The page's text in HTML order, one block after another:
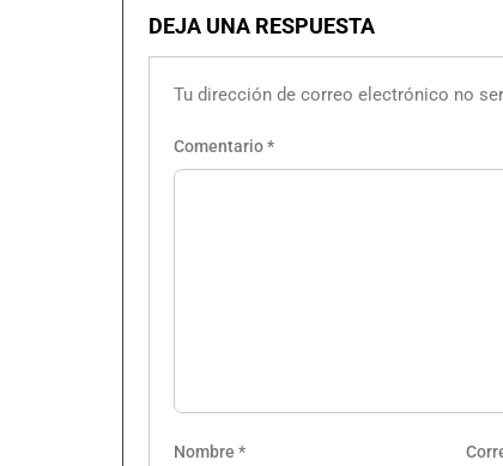
DEJA UNA RESPUESTA
Tu dirección de correo electrónico no
Comentario*
Nombre *